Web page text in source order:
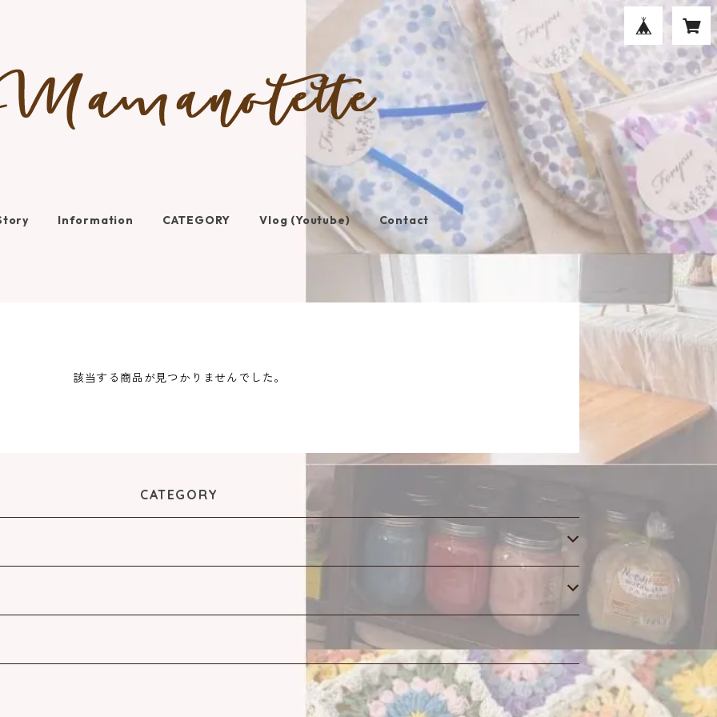
Information CATEGORY Vlog (Youtube) Contact
該当する商品が見つかりませんでした。
CATEGORY